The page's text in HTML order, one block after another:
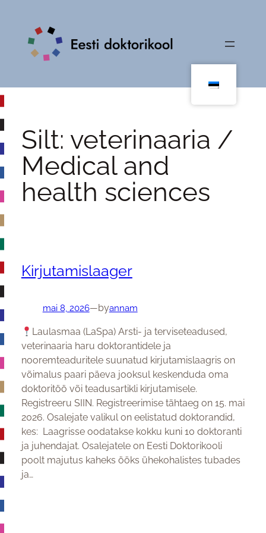
Silt: veterinaaria /
Medical and
health sciences
Kirjutamislaager
mai 8, 2026—byannam
Laulasmaa (LaSpa) Arsti- ja terviseteadused,
veterinaaria haru doktorantidele ja
nooremteaduritele suunatud kirjutamislaagris on
võimalus paari päeva jooksul keskenduda oma
doktoritöö või teadusartikli kirjutamisele.
Registreeru SIIN. Registreerimise tähtaeg on 15. mai
2026. Osalejate valikul on eelistatud doktorandid,
kes: Laagrisse oodatakse kokku kuni 10 doktoranti
ja juhendajat. Osalejatele on Eesti Doktorikooli
poolt majutus kaheks ööks ühekohalistes tubades
ja…